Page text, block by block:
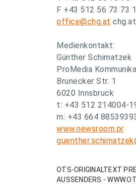
F +43 512 56 73 73
office@chg.at chg.at
Medienkontakt:
Günther Schimatzek
ProMedia
Brunecker Str. 1
6020 Innsbruck
t: +43 512 214004-
m: +43 664
www.newsroom.pr
OTS-ORIGINALTEXT
AUSSENDERS -